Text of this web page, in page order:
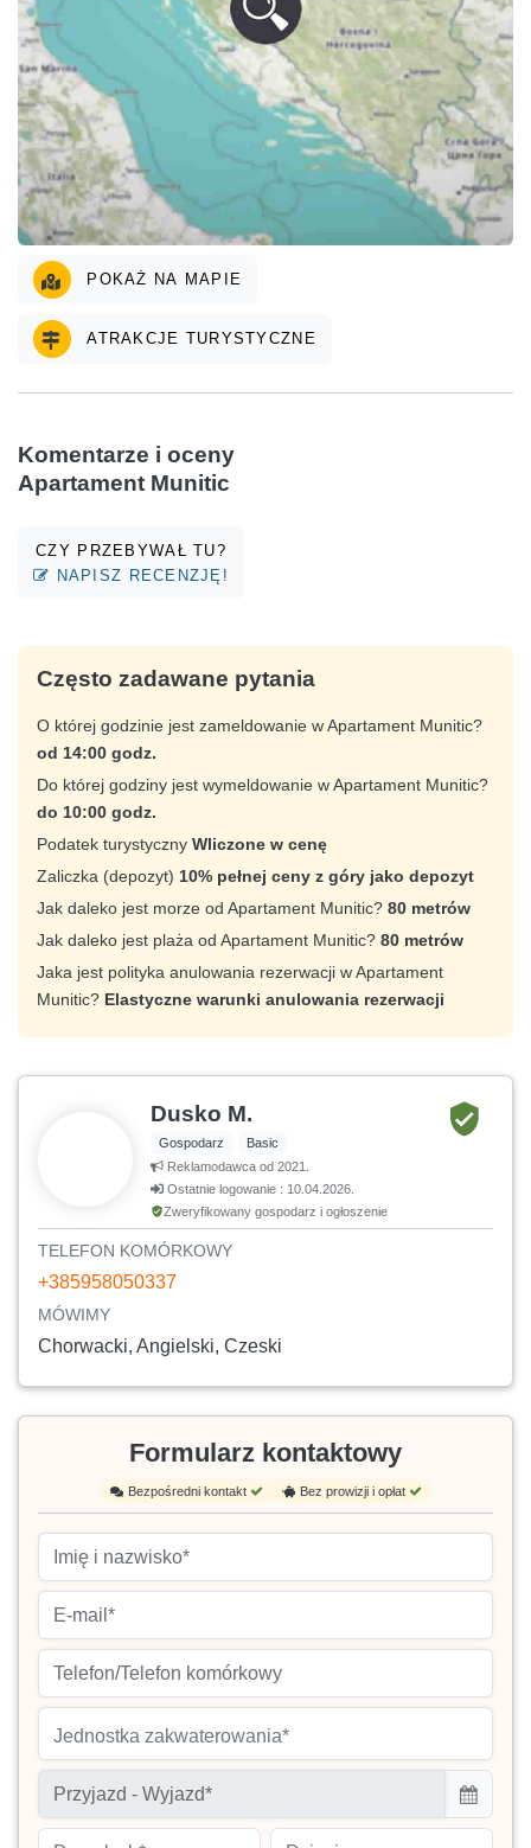
POKAŻ NA MAPIE
ATRAKCJE TURYSTYCZNE
Komentarze i oceny
Apartament Munitic
CZY PRZEBYWAŁ TU?
NAPISZ RECENZJĘ!
Często zadawane pytania
O której godzinie jest zameldowanie w Apartament Munitic?
od 14:00 godz.
Do której godziny jest wymeldowanie w Apartament Munitic?
do 10:00 godz.
Podatek turystyczny Wliczone w cenę
Zaliczka (depozyt) 10% pełnej ceny z góry jako depozyt
Jak daleko jest morze od Apartament Munitic? 80 metrów
Jak daleko jest plaża od Apartament Munitic? 80 metrów
Jaka jest polityka anulowania rezerwacji w Apartament
Munitic? Elastyczne warunki anulowania rezerwacji
Dusko M.
Gospodarz
Basic
Reklamodawca od 2021.
Ostatnie logowanie : 10.04.2026.
Zweryfikowany gospodarz i ogłoszenie
TELEFON KOMÓRKOWY
+385958050337
MÓWIMY
Chorwacki, Angielski, Czeski
Formularz kontaktowy
Bezpośredni kontakt Bez prowizji i opłat
Jednostka zakwaterowania*